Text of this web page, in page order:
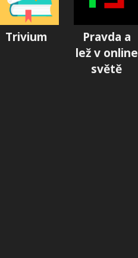
Trivium
Pravda a
lež v online
světě